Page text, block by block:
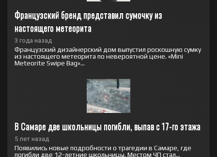
Французский бренд представил сумочку из
настоящего метеорита
3 года назад
Французский дизайнерский дом выпустил роскошную сумку
из настоящего метеорита по невероятной цене. «Mini
Meteorite Swipe Bag»...
В Самаре две школьницы погибли, выпав с 17-го этажа
5 лет назад
Появились новые подробности о трагедии в Самаре, где
погибли две 12-летние школьницы. Местом ЧП стал...